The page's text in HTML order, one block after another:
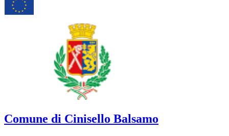
Comune di Cinisello Balsamo